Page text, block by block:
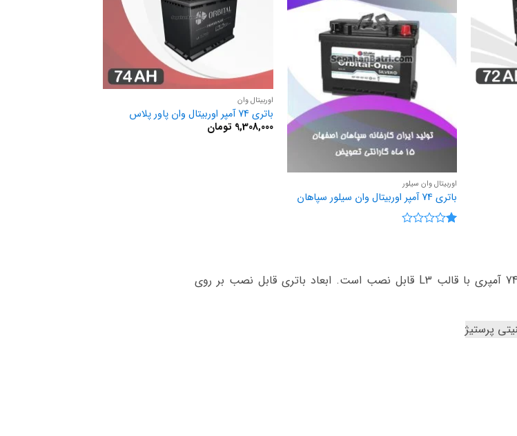
اوربیتال وان سیلور
باتری 74 آمپر اوربیتال وان سیلور سپاهان
اوربیتال وان
باتری 74 آمپر اوربیتال وان پاور پلاس
9,308,000 تومان
برای خودروی دیگنیتی پرستیژ باتری با ظرفیت‌ 74 آمپری با قالب‌ L3 قابل نصب است. ابعاد باتری‌ قابل نصب بر روی